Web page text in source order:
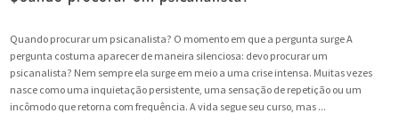
Quando procurar um psicanalista? O momento em que a pergunta surge A
pergunta costuma aparecer de maneira silenciosa: devo procurar um
psicanalista? Nem sempre ela surge em meio a uma crise intensa. Muitas vezes
nasce como uma inquietação persistente, uma sensação de repetição ou um
incômodo que retorna com frequência. A vida segue seu curso, mas ...